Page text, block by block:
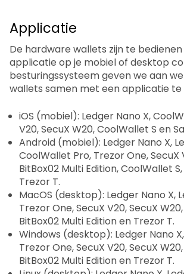
Applicatie
De hardware wallets zijn te
applicatie op je mobiel of desktop
besturingssysteem geven we aan
wallets samen met een applicatie te
iOS (mobiel): Ledger Nano X,
V20, SecuX W20, CoolWallet S en
Android (mobiel): Ledger Nano X,
CoolWallet Pro, Trezor One, SecuX
BitBox02 Multi Edition, CoolWallet S,
Trezor T.
MacOS (desktop): Ledger Nano X,
Trezor One, SecuX V20, SecuX W20,
BitBox02 Multi Edition en Trezor T.
Windows (desktop): Ledger Nano
Trezor One, SecuX V20, SecuX W20,
BitBox02 Multi Edition en Trezor T.